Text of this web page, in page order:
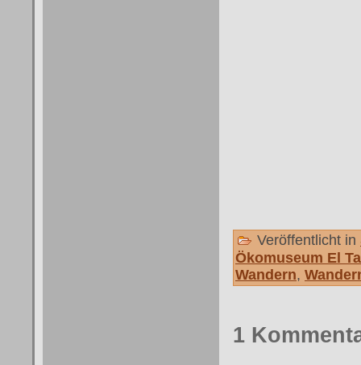
Veröffentlicht in
Ökomuseum El
Wandern,
1